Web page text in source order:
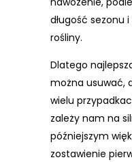
długość sezonu
rośliny.
Dlatego
można usuwać,
wielu
zależy nam na
późniejszym
zostawienie